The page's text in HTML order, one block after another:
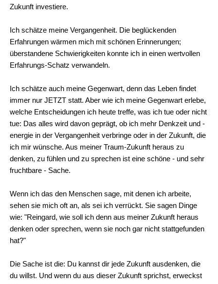
Zukunft investiere.
Ich schätze meine Vergangenheit. Die beglückenden
Erfahrungen wärmen mich mit schönen Erinnerungen;
überstandene Schwierigkeiten konnte ich in einen wertvollen
Erfahrungs-Schatz verwandeln.
Ich schätze auch meine Gegenwart, denn das Leben findet
immer nur JETZT statt. Aber wie ich meine Gegenwart erlebe,
welche Entscheidungen ich heute treffe, was ich tue oder nicht
tue: Das alles wird davon geprägt, ob ich mehr Denkzeit und -
energie in der Vergangenheit verbringe oder in der Zukunft, die
ich mir wünsche. Aus meiner Traum-Zukunft heraus zu
denken, zu fühlen und zu sprechen ist eine schöne - und sehr
fruchtbare - Sache.
Wenn ich das den Menschen sage, mit denen ich arbeite,
sehen sie mich oft an, als sei ich verrückt. Sie sagen Dinge
wie: "Reingard, wie soll ich denn aus meiner Zukunft heraus
denken oder sprechen, wenn sie noch gar nicht stattgefunden
hat?"
Die Sache ist die: Du kannst dir jede Zukunft ausdenken, die
du willst. Und wenn du aus dieser Zukunft sprichst, erweckst